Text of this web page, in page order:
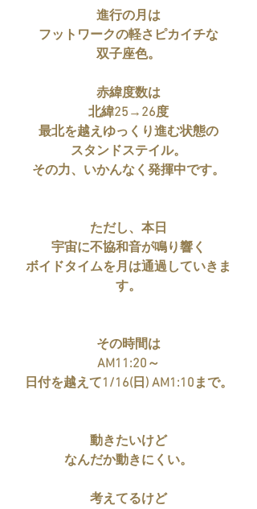
進行の月は
フットワークの軽さピカイチな
双子座色。
赤緯度数は
北緯25→26度
最北を越えゆっくり進む状態の
スタンドステイル。
その力、いかんなく発揮中です。
ただし、本日
宇宙に不協和音が鳴り響く
ボイドタイムを月は通過していきま
す。
その時間は
AM11:20～
日付を越えて1/16(日) AM1:10まで。
動きたいけど
なんだか動きにくい。
考えてるけど